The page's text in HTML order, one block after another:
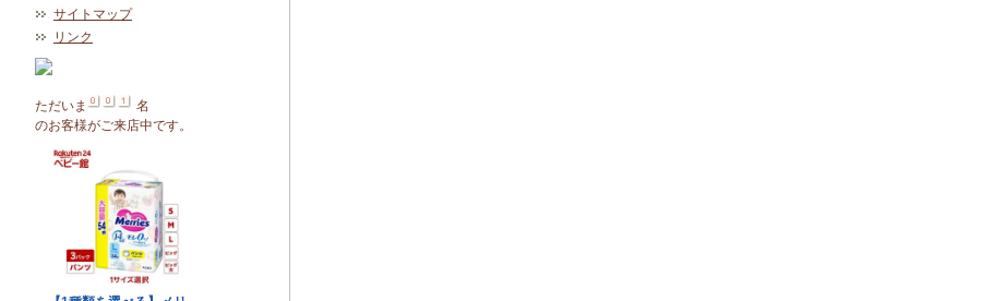
サイトマップ
リンク
ただいま
名
のお客様がご来店中です。